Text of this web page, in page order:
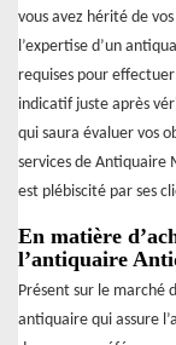
vous avez hérité de
l’expertise d’un
requises pour
indicatif juste après
qui saura évaluer vos
services de Antiquaire
est plébiscité par ses
En matière
l’antiquaire
Présent sur le marché
antiquaire qui assure